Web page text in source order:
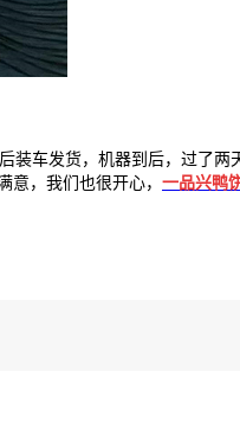
车发货，机器到后，过了两
，我们也很开心， 一品兴鸭